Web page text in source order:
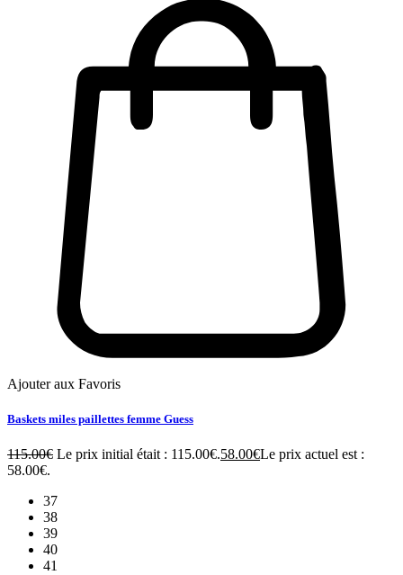
Ajouter aux Favoris
Baskets miles paillettes femme Guess
115.00€ Le prix initial était : 115.00€.58.00€Le prix actuel est :
58.00€.
37
38
39
40
41